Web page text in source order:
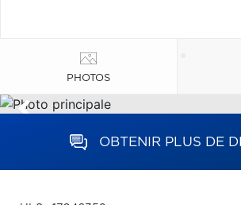
PHOTOS
OBTENIR PLUS DE